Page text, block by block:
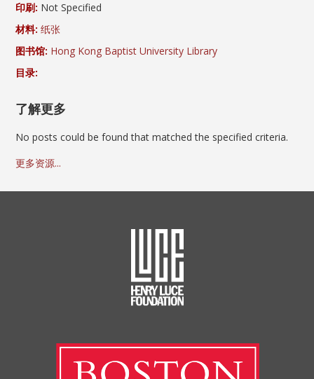
印刷: Not Specified
材料: 纸张
图书馆: Hong Kong Baptist University Library
目录:
了解更多
No posts could be found that matched the specified criteria.
更多资源...